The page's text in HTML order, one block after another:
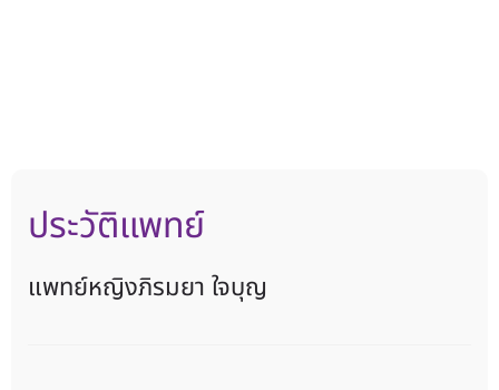
ประวัติแพทย์
แพทย์หญิงภิรมยา ใจบุญ